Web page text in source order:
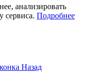
анализировать
сервиса. Подробнее
Назад